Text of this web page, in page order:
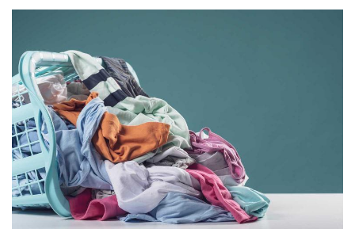
REGULACIÓN
CHINA
DATOS
EXPOSICIÓN
ENTREVISTA